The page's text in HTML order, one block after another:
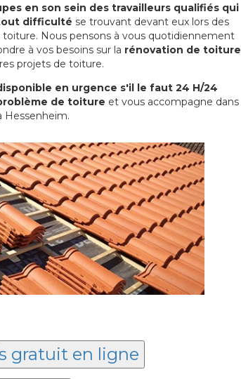
en son sein des travailleurs qualifiés qui
difficulté se trouvant devant eux lors des
Nous pensons à vous quotidiennement
à vos besoins sur la rénovation de toiture
projets de toiture.
en urgence s'il le faut 24 H/24
de toiture et vous accompagne dans
Hessenheim.
gratuit en ligne